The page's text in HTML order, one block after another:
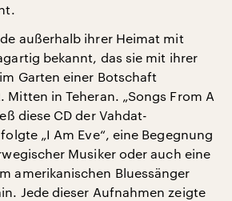
außerhalb ihrer Heimat mit
bekannt, das sie mit ihrer
Garten einer Botschaft
in Teheran. „Songs From A
diese CD der Vahdat-
„I Am Eve“, eine Begegnung
Musiker oder auch eine
amerikanischen Bluessänger
Jede dieser Aufnahmen zeigte